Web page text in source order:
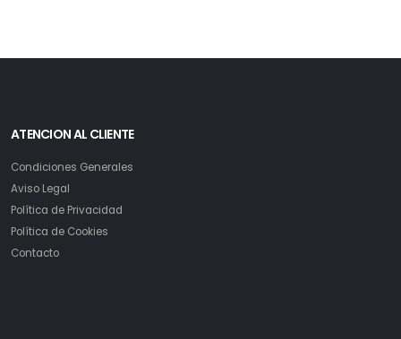
ATENCION AL CLIENTE
Condiciones Generales
Aviso Legal
Política de Privacidad
Política de Cookies
Contacto